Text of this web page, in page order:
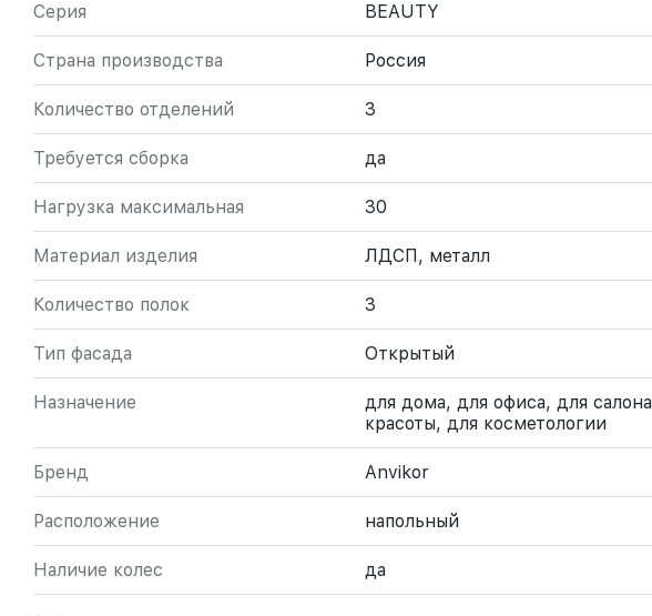
Серия BEAUTY
Страна производства Россия
Количество отделений 3
Требуется сборка да
Нагрузка максимальная 30
Материал изделия ЛДСП, металл
Количество полок 3
Тип фасада Открытый
Назначение
для дома, для офиса, для салона
красоты, для косметологии
Бренд Anvikor
Расположение напольный
Наличие колес да